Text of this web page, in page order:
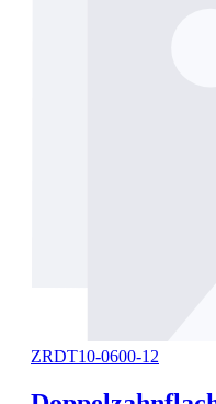
ZRDT10-0600-12